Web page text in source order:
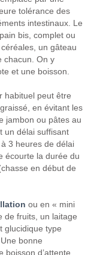
tolérance des
intestinaux. Le
bis, complet ou
un gâteau
chacun. On y
et une boisson.
habituel peut être
en évitant les
jambon ou pâtes au
un délai suffisant
3 heures de délai
écourte la durée du
en début de
ou en « mini
de fruits, un laitage
glucidique type
. Une bonne
boisson d’attente